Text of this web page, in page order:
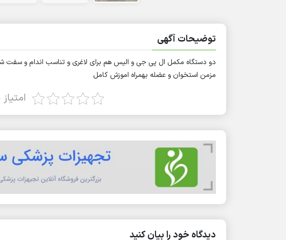
توضیحات آگهی
دو دستگاه مکمل ال پی جی و الیس هم برای لاغری و تناسب اندام و سفت
مزمن استخوان و عضله بهمراه اموزش کامل
دیدگاه خود را بیان کنید